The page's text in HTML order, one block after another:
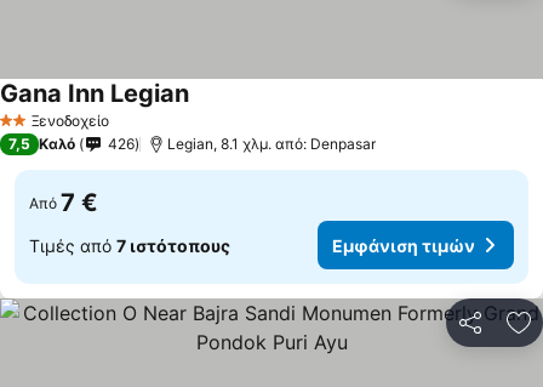
2 ΑστέριαΞενοδοχείο
Gana Inn Legian
7,5 Καλό 426 Legian, 8.1 χλμ. από: Denpasar
Από 7 €
Τιμές από 7 ιστότοπους Εμφάνιση τιμών